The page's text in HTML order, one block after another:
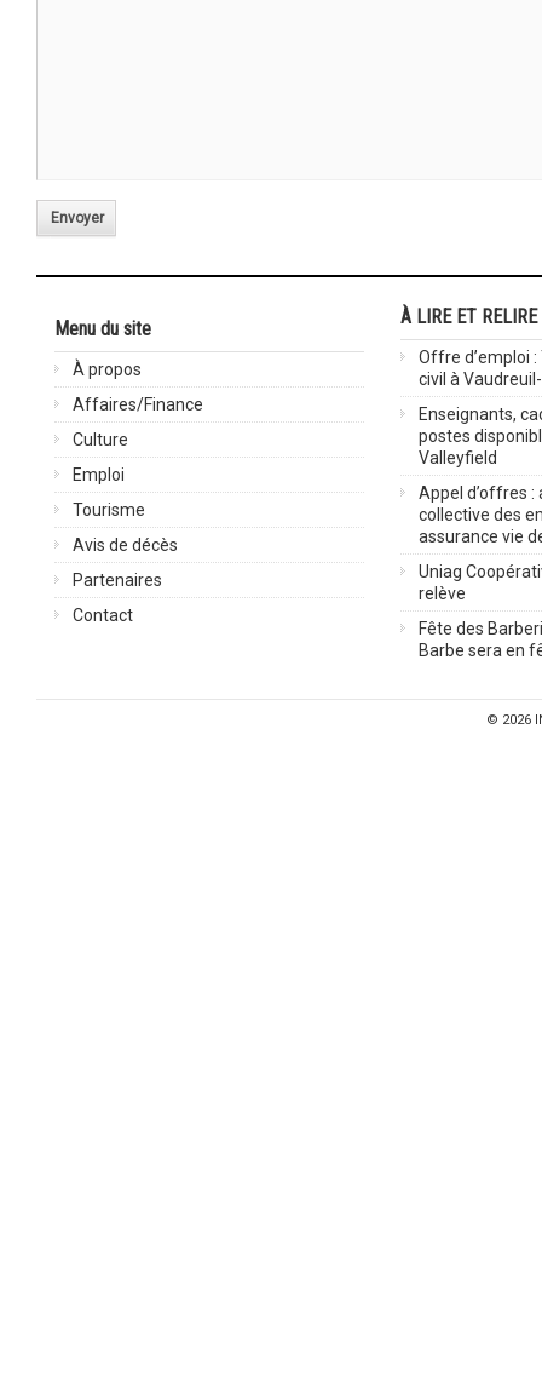
Envoyer
Menu du site
À propos
Affaires/Finance
Culture
Emploi
Tourisme
Avis de décès
Partenaires
Contact
À LIRE ET RELIRE
Offre d’emploi
civil à
Enseignants,
postes
Valleyfield
Appel d’offres :
collective des
assurance vie
Uniag
relève
Fête des
Barbe sera en
© 2026